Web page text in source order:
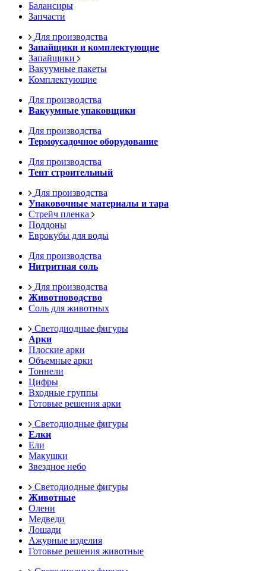
Балансиры
Запчасти
Для производства
Запайщики и комплектующие
Запайщики
Вакуумные пакеты
Комплектующие
Для производства
Вакуумные упаковщики
Для производства
Термоусадочное оборудование
Для производства
Тент строительный
Для производства
Упаковочные материалы и тара
Стрейч пленка
Поддоны
Еврокубы для воды
Для производства
Нитритная соль
Для производства
Животноводство
Соль для животных
Светодиодные фигуры
Арки
Плоские арки
Объемные арки
Тоннели
Цифры
Входные группы
Готовые решения арки
Светодиодные фигуры
Елки
Ели
Макушки
Звездное небо
Светодиодные фигуры
Животные
Олени
Медведи
Лошади
Ажурные изделия
Готовые решения животные